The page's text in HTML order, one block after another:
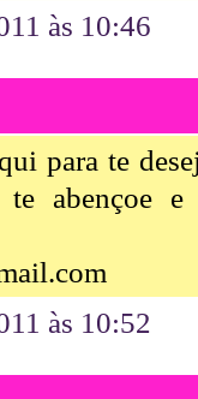
às 10:46
para te
abençoe e
às 10:52